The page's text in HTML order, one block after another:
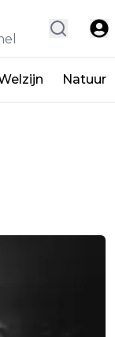
Natuur